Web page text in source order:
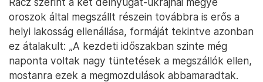
oroszok által megszállt részein továbbra is erős a
helyi lakosság ellenállása, formáját tekintve azonban
ez átalakult: „A kezdeti időszakban szinte még
naponta voltak nagy tüntetések a megszállók ellen,
mostanra ezek a megmozdulások abbamaradtak.